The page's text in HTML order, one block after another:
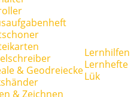
& Geodreiecke
& Zeichnen
Lernhilfen
Lernhefte
Lük